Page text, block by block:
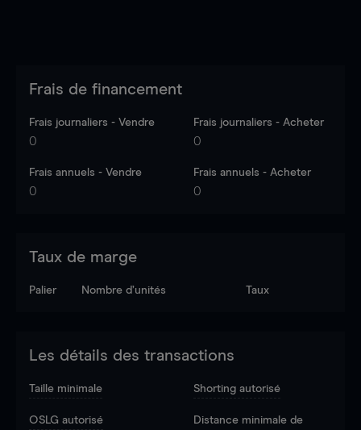
Frais de financement
Frais journaliers - Vendre
0
Frais journaliers - Acheter
0
Frais annuels - Vendre
0
Frais annuels - Acheter
0
Taux de marge
Palier Nombre d’unités Taux
Les détails des transactions
Taille minimale Shorting autorisé
OSLG autorisé
Distance minimale de